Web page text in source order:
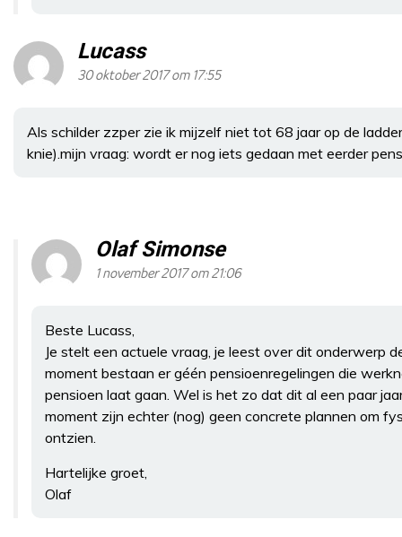
Lucass
30 oktober 2017 om 17:55
Als schilder zzper zie ik mijzelf niet tot 68 jaar op de
knie).mijn vraag: wordt er nog iets gedaan met eerder
Olaf Simonse
1 november 2017 om 21:06
Beste Lucass,
Je stelt een actuele vraag, je leest over dit onderwerp
moment bestaan er géén pensioenregelingen die
pensioen laat gaan. Wel is het zo dat dit al een paar
moment zijn echter (nog) geen concrete plannen om
ontzien.
Hartelijke groet,
Olaf